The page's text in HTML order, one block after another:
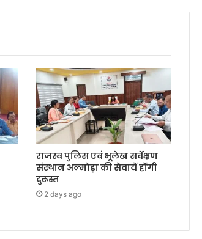
राजस्व पुलिस एवं भूलेख सर्वेक्षण
संस्थान अल्मोड़ा की सेवायें होंगी
दुरूस्त
2 days ago